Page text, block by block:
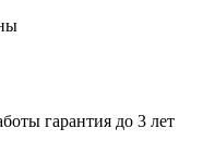
гарантия до 3 лет